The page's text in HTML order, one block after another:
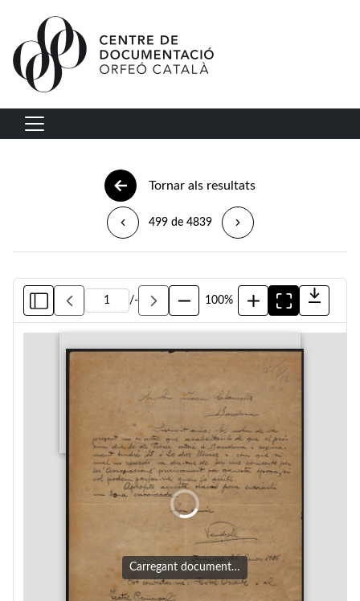
Vés al contingut
Navegació principal
Tornar als resultats
499 de 4839
/- 100%
Carregant document…